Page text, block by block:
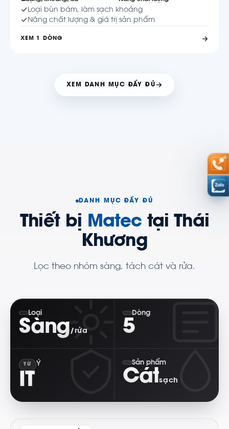
Loại bùn bám, làm sạch khoáng
Nâng chất lượng & giá trị sản phẩm
XEM 1 DÒNG
XEM DANH MỤC ĐẦY ĐỦ
DANH MỤC ĐẦY ĐỦ
Thiết bị Matec tại Thái
Khương
Lọc theo nhóm sàng, tách cát và rửa.
Loại
Sàng/rửa
Dòng
5
TỪ Ý
IT
Sản phẩm
Cátsạch